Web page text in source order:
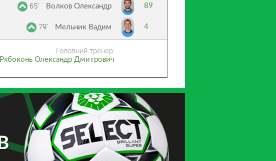
65’ Волков Олександр 89
79’ Мельник Вадим 4
Головний тренер:
Рябоконь Олександр Дмитрович